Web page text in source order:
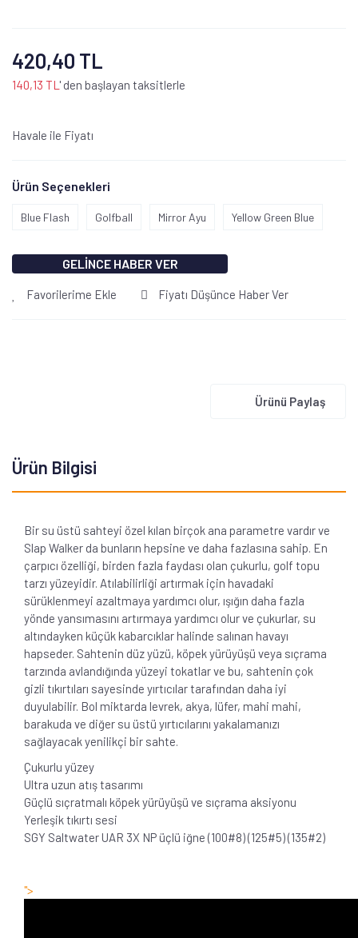
420,40 TL
140,13 TL ' den başlayan taksitlerle
Havale ile Fiyatı
Ürün Seçenekleri
Blue Flash Golfball Mirror Ayu Yellow Green Blue
GELİNCE HABER VER
Favorilerime Ekle Fiyatı Düşünce Haber Ver
Ürünü Paylaş
Ürün Bilgisi
Bir su üstü sahteyi özel kılan birçok ana parametre vardır ve
Slap Walker da bunların hepsine ve daha fazlasına sahip. En
çarpıcı özelliği, birden fazla faydası olan çukurlu, golf topu
tarzı yüzeyidir. Atılabilirliği artırmak için havadaki
sürüklenmeyi azaltmaya yardımcı olur, ışığın daha fazla
yönde yansımasını artırmaya yardımcı olur ve çukurlar, su
altındayken küçük kabarcıklar halinde salınan havayı
hapseder. Sahtenin düz yüzü, köpek yürüyüşü veya sıçrama
tarzında avlandığında yüzeyi tokatlar ve bu, sahtenin çok
gizli tıkırtıları sayesinde yırtıcılar tarafından daha iyi
duyulabilir. Bol miktarda levrek, akya, lüfer, mahi mahi,
barakuda ve diğer su üstü yırtıcılarını yakalamanızı
sağlayacak yenilikçi bir sahte.
Çukurlu yüzey
Ultra uzun atış tasarımı
Güçlü sıçratmalı köpek yürüyüşü ve sıçrama aksiyonu
Yerleşik tıkırtı sesi
SGY Saltwater UAR 3X NP üçlü iğne (100#8) (125#5) (135#2)
">